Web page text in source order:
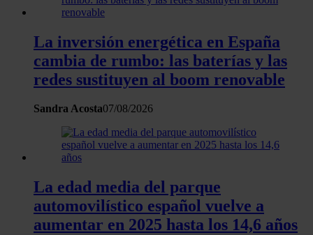
el contenido y los anuncios, ofrecer funciones de redes
sociales y analizar el tráfico. Además, compartimos
información sobre el uso que haga del sitio web con
nuestros partners de redes sociales, publicidad y análisis
web, quienes pueden combinarla con otra información
La inversión energética en España
cambia de rumbo: las baterías y las
redes sustituyen al boom renovable
Sandra Acosta07/08/2026
La edad media del parque
automovilístico español vuelve a
aumentar en 2025 hasta los 14,6 años